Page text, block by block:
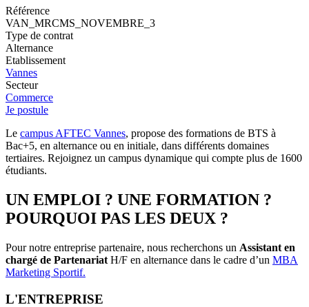
Référence
VAN_MRCMS_NOVEMBRE_3
Type de contrat
Alternance
Etablissement
Vannes
Secteur
Commerce
Je postule
Le campus AFTEC Vannes, propose des formations de BTS à
Bac+5, en alternance ou en initiale, dans différents domaines
tertiaires. Rejoignez un campus dynamique qui compte plus de 1600
étudiants.
UN EMPLOI ? UNE FORMATION ?
POURQUOI PAS LES DEUX ?
Pour notre entreprise partenaire, nous recherchons un Assistant en
chargé de Partenariat H/F en alternance dans le cadre d’un MBA
Marketing Sportif.
L'ENTREPRISE